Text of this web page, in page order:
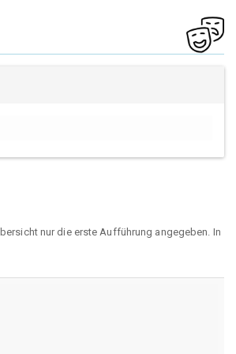
nur die erste Aufführung angegeben. In